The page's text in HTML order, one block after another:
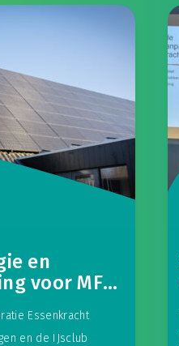
en
voor MFA
Essenkracht
en de IJsclub